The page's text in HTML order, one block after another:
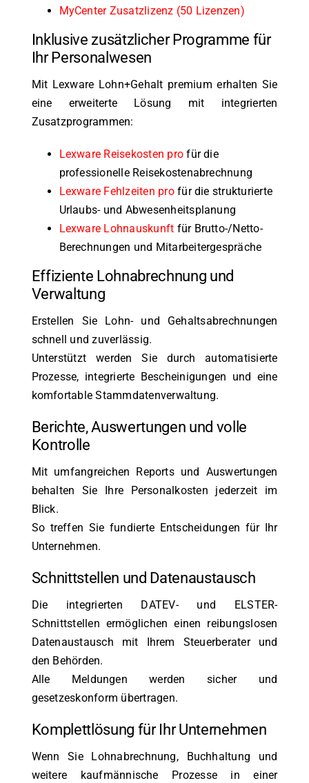
MyCenter Zusatzlizenz (50 Lizenzen)
Inklusive zusätzlicher Programme für
Ihr Personalwesen
Mit Lexware Lohn+Gehalt premium erhalten Sie
eine erweiterte Lösung mit integrierten
Zusatzprogrammen:
Lexware Reisekosten pro für die
professionelle Reisekostenabrechnung
Lexware Fehlzeiten profür die strukturierte
Urlaubs- und Abwesenheitsplanung
Lexware Lohnauskunft für Brutto-/Netto-
Berechnungen und Mitarbeitergespräche
Effiziente Lohnabrechnung und
Verwaltung
Erstellen Sie Lohn- und Gehaltsabrechnungen
schnell und zuverlässig.
Unterstützt werden Sie durch automatisierte
Prozesse, integrierte Bescheinigungen und eine
komfortable Stammdatenverwaltung.
Berichte, Auswertungen und volle
Kontrolle
Mit umfangreichen Reports und Auswertungen
behalten Sie Ihre Personalkosten jederzeit im
Blick.
So treffen Sie fundierte Entscheidungen für Ihr
Unternehmen.
Schnittstellen und Datenaustausch
Die integrierten DATEV- und ELSTER-
Schnittstellen ermöglichen einen reibungslosen
Datenaustausch mit Ihrem Steuerberater und
den Behörden.
Alle Meldungen werden sicher und
gesetzeskonform übertragen.
Komplettlösung für Ihr Unternehmen
Wenn Sie Lohnabrechnung, Buchhaltung und
weitere kaufmännische Prozesse in einer